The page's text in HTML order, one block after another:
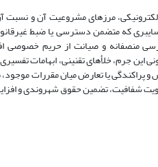
مرزهای مشروعیت آن و نسبت
که متضمن دسترسی یا ضبط
منصفانه و صیانت از حریم خصوصی
این جرم، خلأهای تقنینی، ابهامات
و پراکندگی یا تعارض میان مقررات
شفافیت، تضمین حقوق شهروندی و